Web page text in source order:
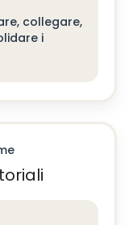
collegare,
i